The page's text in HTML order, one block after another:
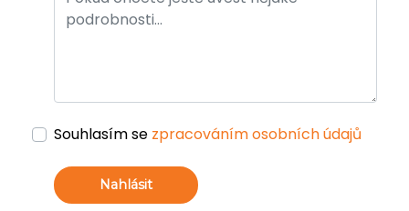
Souhlasím se zpracováním osobních údajů
Nahlásit